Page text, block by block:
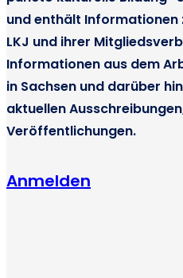
i
o
n
und enthält Informationen
LKJ und ihrer
Informationen aus dem
in Sachsen und darüber
aktuellen
Veröffentlichungen.
Anmelden